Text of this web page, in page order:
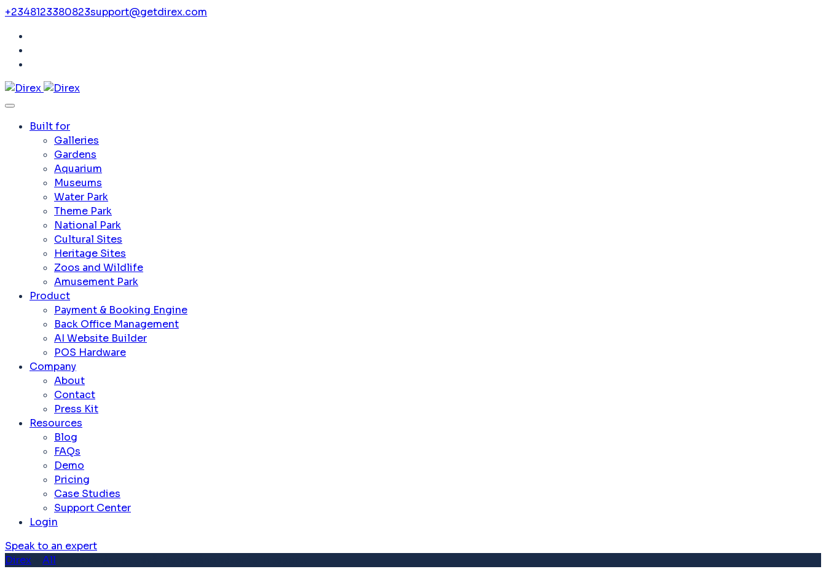
+2348123380823support@getdirex.com
Built for
Galleries
Gardens
Aquarium
Museums
Water Park
Theme Park
National Park
Cultural Sites
Heritage Sites
Zoos and Wildlife
Amusement Park
Product
Payment & Booking Engine
Back Office Management
AI Website Builder
POS Hardware
Company
About
Contact
Press Kit
Resources
Blog
FAQs
Demo
Pricing
Case Studies
Support Center
Login
Speak to an expert
Direx
All